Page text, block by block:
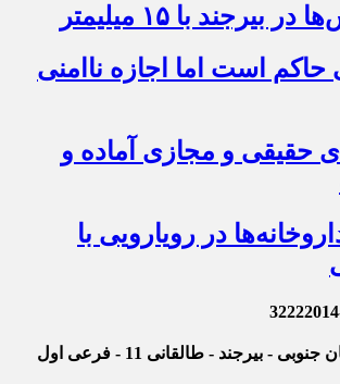
با ۱۵ میلیمتر
است اما اجازه ناامنی
حقیقی و مجازی آماده و
در رویارویی با
خراسان جنوبی - بیرجند - طالقانی 11 - فرعی اول